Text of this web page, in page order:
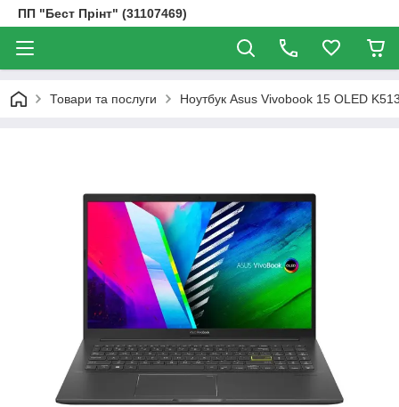
ПП "Бест Прінт" (31107469)
Товари та послуги Ноутбук Asus Vivobook 15 OLED